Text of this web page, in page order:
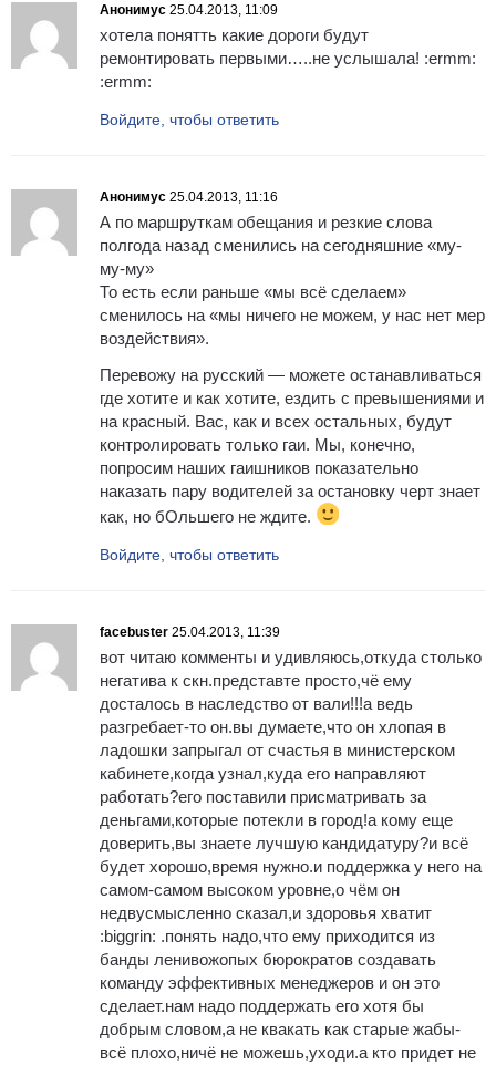
Анонимус 25.04.2013, 11:09
хотела понятть какие дороги будут
ремонтировать первыми…..не услышала! :ermm:
:ermm:
Войдите, чтобы ответить
Анонимус 25.04.2013, 11:16
А по маршруткам обещания и резкие слова
полгода назад сменились на сегодняшние «му-
му-му»
То есть если раньше «мы всё сделаем»
сменилось на «мы ничего не можем, у нас нет мер
воздействия».
Перевожу на русский — можете останавливаться
где хотите и как хотите, ездить с превышениями и
на красный. Вас, как и всех остальных, будут
контролировать только гаи. Мы, конечно,
попросим наших гаишников показательно
наказать пару водителей за остановку черт знает
как, но бОльшего не ждите.
Войдите, чтобы ответить
facebuster 25.04.2013, 11:39
вот читаю комменты и удивляюсь,откуда столько
негатива к скн.представте просто,чё ему
досталось в наследство от вали!!!а ведь
разгребает-то он.вы думаете,что он хлопая в
ладошки запрыгал от счастья в министерском
кабинете,когда узнал,куда его направляют
работать?его поставили присматривать за
деньгами,которые потекли в город!а кому еще
доверить,вы знаете лучшую кандидатуру?и всё
будет хорошо,время нужно.и поддержка у него на
самом-самом высоком уровне,о чём он
недвусмысленно сказал,и здоровья хватит
:biggrin: .понять надо,что ему приходится из
банды ленивожопых бюрократов создавать
команду эффективных менеджеров и он это
сделает.нам надо поддержать его хотя бы
добрым словом,а не квакать как старые жабы-
всё плохо,ничё не можешь,уходи.а кто придет не